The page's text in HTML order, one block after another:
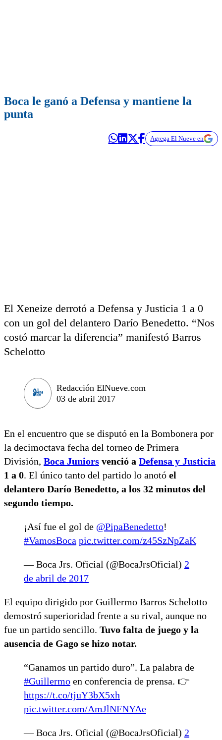
Boca le ganó a Defensa y mantiene la
punta
Agrega El Nueve en
El Xeneize derrotó a Defensa y Justicia 1 a 0
con un gol del delantero Darío Benedetto. “Nos
costó marcar la diferencia” manifestó Barros
Schelotto
Redacción ElNueve.com
03 de abril 2017
En el encuentro que se disputó en la Bombonera por
la decimoctava fecha del torneo de Primera
División, Boca Juniors venció a Defensa y Justicia
1 a 0. El único tanto del partido lo anotó el
delantero Darío Benedetto, a los 32 minutos del
segundo tiempo.
¡Así fue el gol de @PipaBenedetto!
#VamosBoca pic.twitter.com/z45SzNpZaK
— Boca Jrs. Oficial (@BocaJrsOficial) 2
de abril de 2017
El equipo dirigido por Guillermo Barros Schelotto
demostró superioridad frente a su rival, aunque no
fue un partido sencillo. Tuvo falta de juego y la
ausencia de Gago se hizo notar.
“Ganamos un partido duro”. La palabra de
#Guillermo en conferencia de prensa. 👉
https://t.co/tjuY3bX5xh
pic.twitter.com/AmJlNFNYAe
— Boca Jrs. Oficial (@BocaJrsOficial) 2